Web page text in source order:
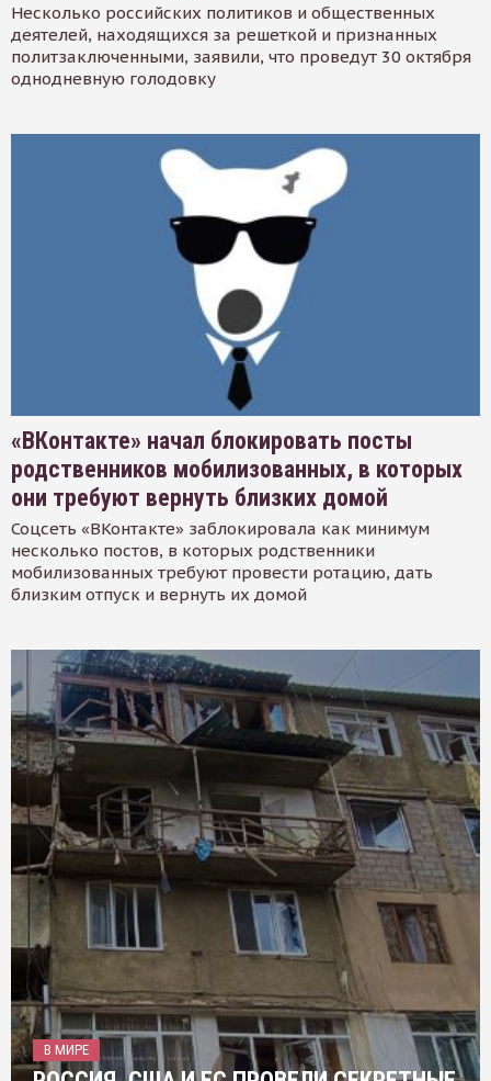
Несколько российских политиков и общественных
деятелей, находящихся за решеткой и признанных
политзаключенными, заявили, что проведут 30 октября
однодневную голодовку
«ВКонтакте» начал блокировать посты
родственников мобилизованных, в которых
они требуют вернуть близких домой
Соцсеть «ВКонтакте» заблокировала как минимум
несколько постов, в которых родственники
мобилизованных требуют провести ротацию, дать
близким отпуск и вернуть их домой
В МИРЕ